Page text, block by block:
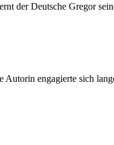
der Deutsche Gregor
engagierte sich